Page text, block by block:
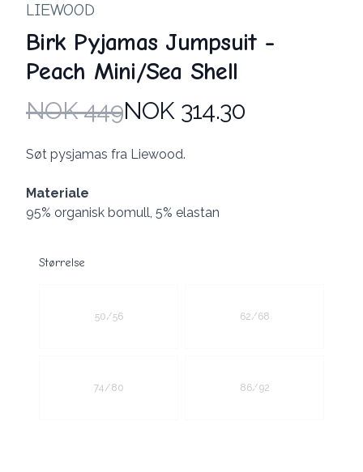
LIEWOOD
Birk Pyjamas Jumpsuit -
Peach Mini/Sea Shell
Produktdetaljer
NOK 449NOK 314.30
Description
Søt pysjamas fra Liewood.
Materiale
95% organisk bomull, 5% elastan
Størrelse
50/56 62/68
74/80 86/92